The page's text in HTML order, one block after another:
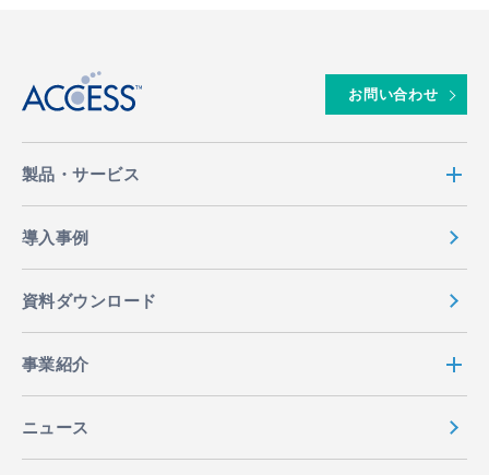
お問い合わせ
製品・サービス
導入事例
資料ダウンロード
事業紹介
ニュース